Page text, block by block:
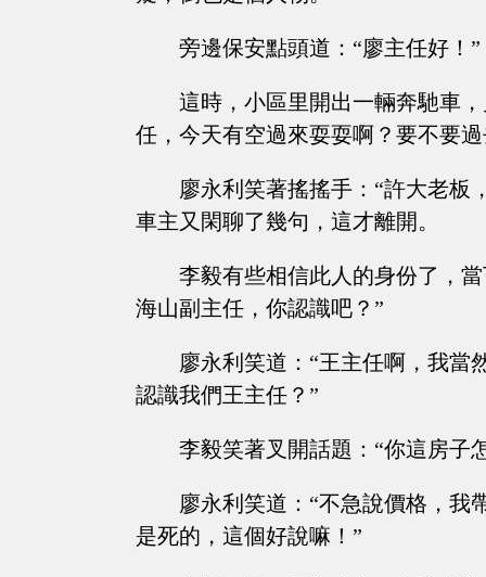
旁邊保安點頭道：“廖主任好！”
這時，小區里開出一輛奔馳車
任，今天有空過來耍耍啊？要不要
廖永利笑著搖搖手：“許大老板
車主又閑聊了幾句，這才離開。
李毅有些相信此人的身份了，
海山副主任，你認識吧？”
廖永利笑道：“王主任啊，我當
認識我們王主任？”
李毅笑著叉開話題：“你這房子
廖永利笑道：“不急說價格，我
是死的，這個好說嘛！”